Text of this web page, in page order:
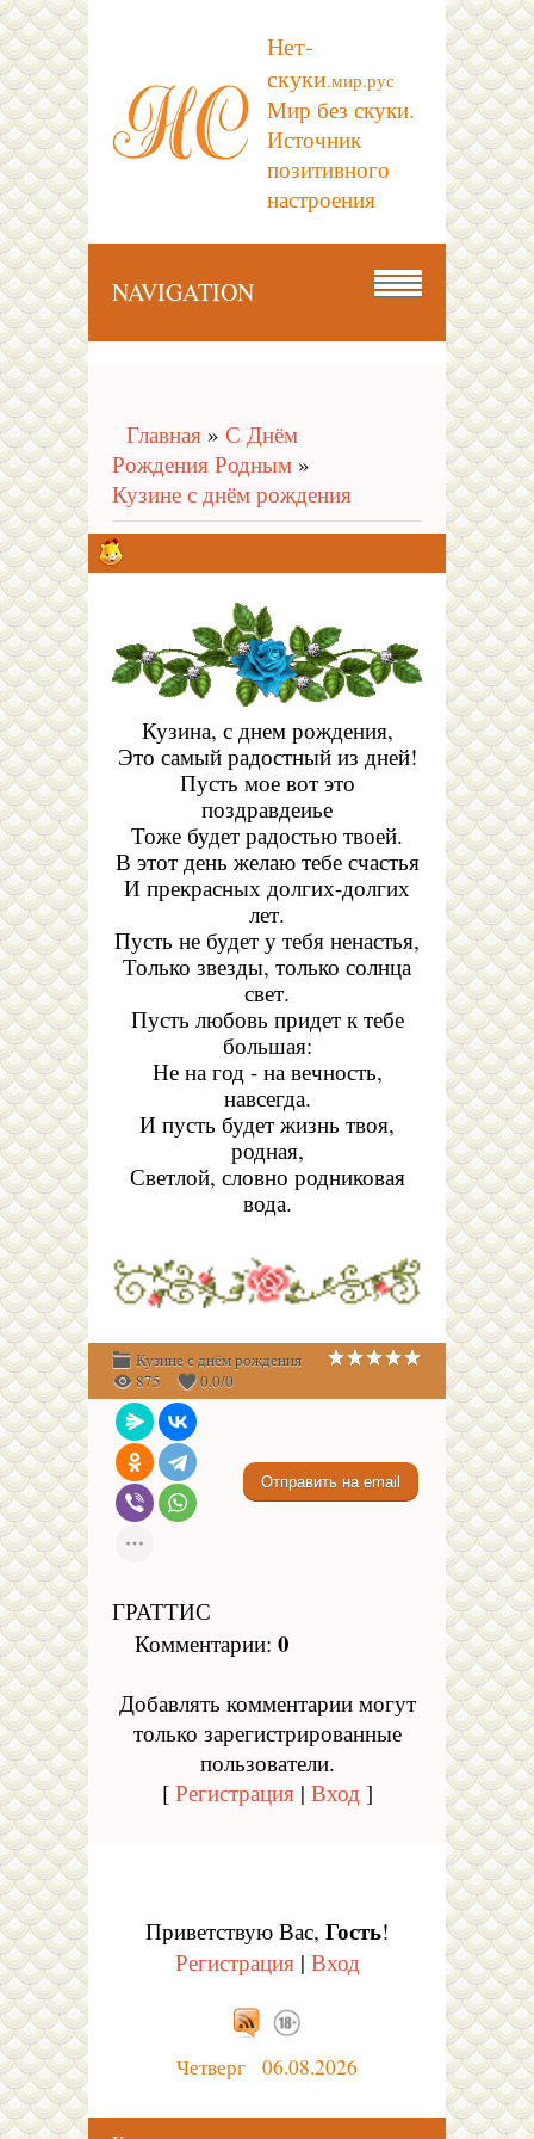
Нет-
скуки.мир.рус
Мир без скуки.
Источник
позитивного
настроения
NAVIGATION
Главная » С Днём
Рождения Родным »
Кузине с днём рождения
Кузина, с днем рождения,
Это самый радостный из дней!
Пусть мое вот это
поздравдеиье
Тоже будет радостью твоей.
В этот день желаю тебе счастья
И прекрасных долгих-долгих
лет.
Пусть не будет у тебя ненастья,
Только звезды, только солнца
свет.
Пусть любовь придет к тебе
большая:
Не на год - на вечность,
навсегда.
И пусть будет жизнь твоя,
родная,
Светлой, словно родниковая
вода.
Кузине с днём рождения
875
0.0/0
ГРАТТИС
Комментарии: 0
Добавлять комментарии могут
только зарегистрированные
пользователи.
[ Регистрация| Вход ]
Приветствую Вас, Гость!
Регистрация| Вход
Четверг 06.08.2026